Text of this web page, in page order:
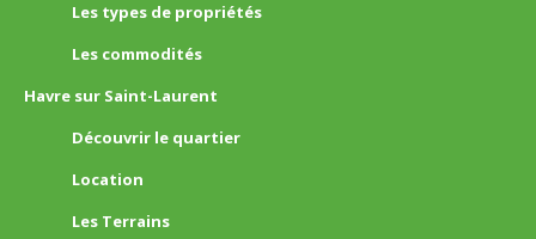
Les types de propriétés
Les commodités
Havre sur Saint-Laurent
Découvrir le quartier
Location
Les Terrains